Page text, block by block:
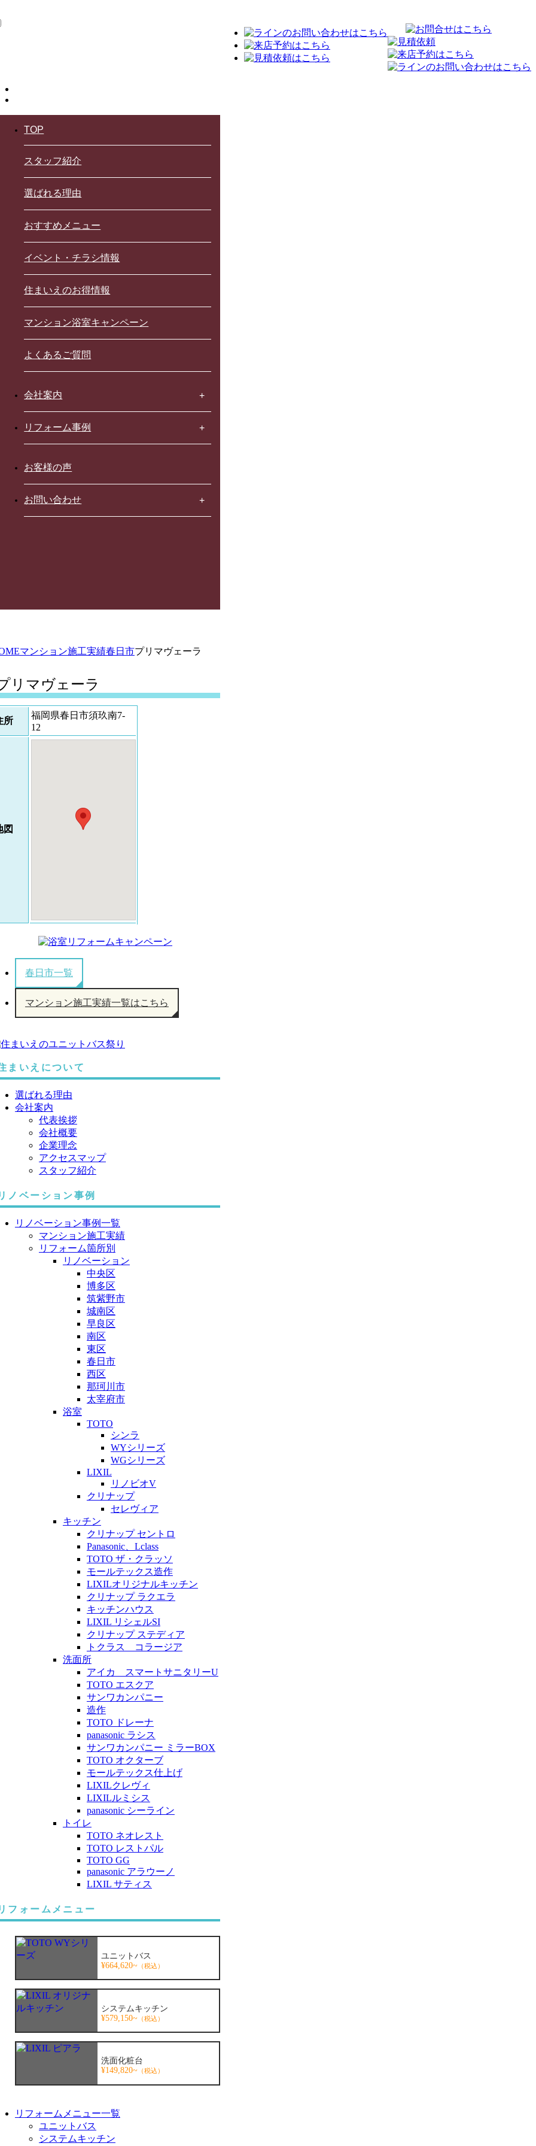
TOP
スタッフ紹介
選ばれる理由
おすすめメニュー
イベント・チラシ情報
住まいえのお得情報
マンション浴室キャンペーン
よくあるご質問
会社案内
リフォーム事例
お客様の声
お問い合わせ
マンション施工実績春日市プリマヴェーラ
リマヴェーラ
所
福岡県春日市須玖南7-
12
図
春日市一覧
マンション施工実績一覧はこちら
まいえについて
選ばれる理由
会社案内
代表挨拶
会社概要
企業理念
アクセスマップ
スタッフ紹介
ノベーション事例
リノベーション事例一覧
マンション施工実績
リフォーム箇所別
リノベーション
中央区
博多区
筑紫野市
城南区
早良区
南区
東区
春日市
西区
那珂川市
太宰府市
浴室
TOTO
シンラ
WYシリーズ
WGシリーズ
LIXIL
リノビオV
クリナップ
セレヴィア
キッチン
クリナップ セントロ
Panasonic、Lclass
TOTO ザ・クラッソ
モールテックス造作
LIXILオリジナルキッチン
クリナップ ラクエラ
キッチンハウス
LIXIL リシェルSI
クリナップ ステディア
トクラス コラージア
洗面所
アイカ スマートサニタリーU
TOTO エスクア
サンワカンパニー
造作
TOTO ドレーナ
panasonic ラシス
サンワカンパニー ミラーBOX
TOTO オクターブ
モールテックス仕上げ
LIXILクレヴィ
LIXILルミシス
panasonic シーライン
トイレ
TOTO ネオレスト
TOTO レストパル
TOTO GG
panasonic アラウーノ
LIXIL サティス
フォームメニュー
ユニットバス
¥664,620~ （税込）
システムキッチン
¥579,150~ （税込）
洗面化粧台
¥149,820~ （税込）
リフォームメニュー一覧
ユニットバス
システムキッチン